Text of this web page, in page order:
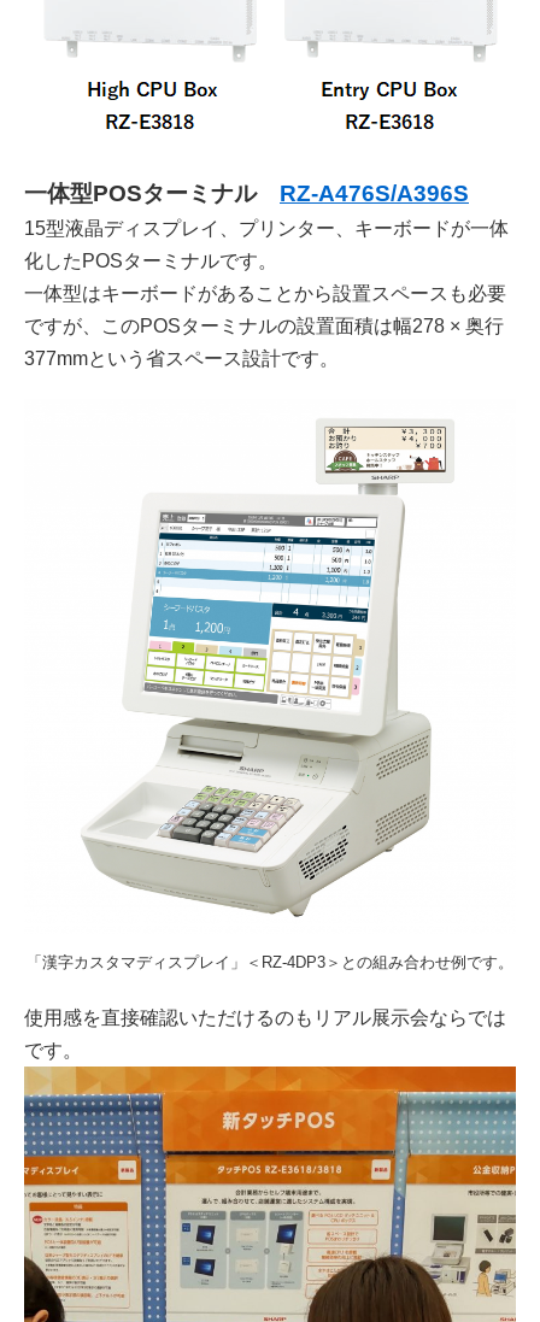
一体型POSターミナル RZ-A476S/A396S
15型液晶ディスプレイ、プリンター、キーボードが一体
化したPOSターミナルです。
一体型はキーボードがあることから設置スペースも必要
ですが、このPOSターミナルの設置面積は幅278 × 奥行
377mmという省スペース設計です。
「漢字カスタマディスプレイ」＜RZ-4DP3＞との組み合わせ例です。
使用感を直接確認いただけるのもリアル展示会ならでは
です。